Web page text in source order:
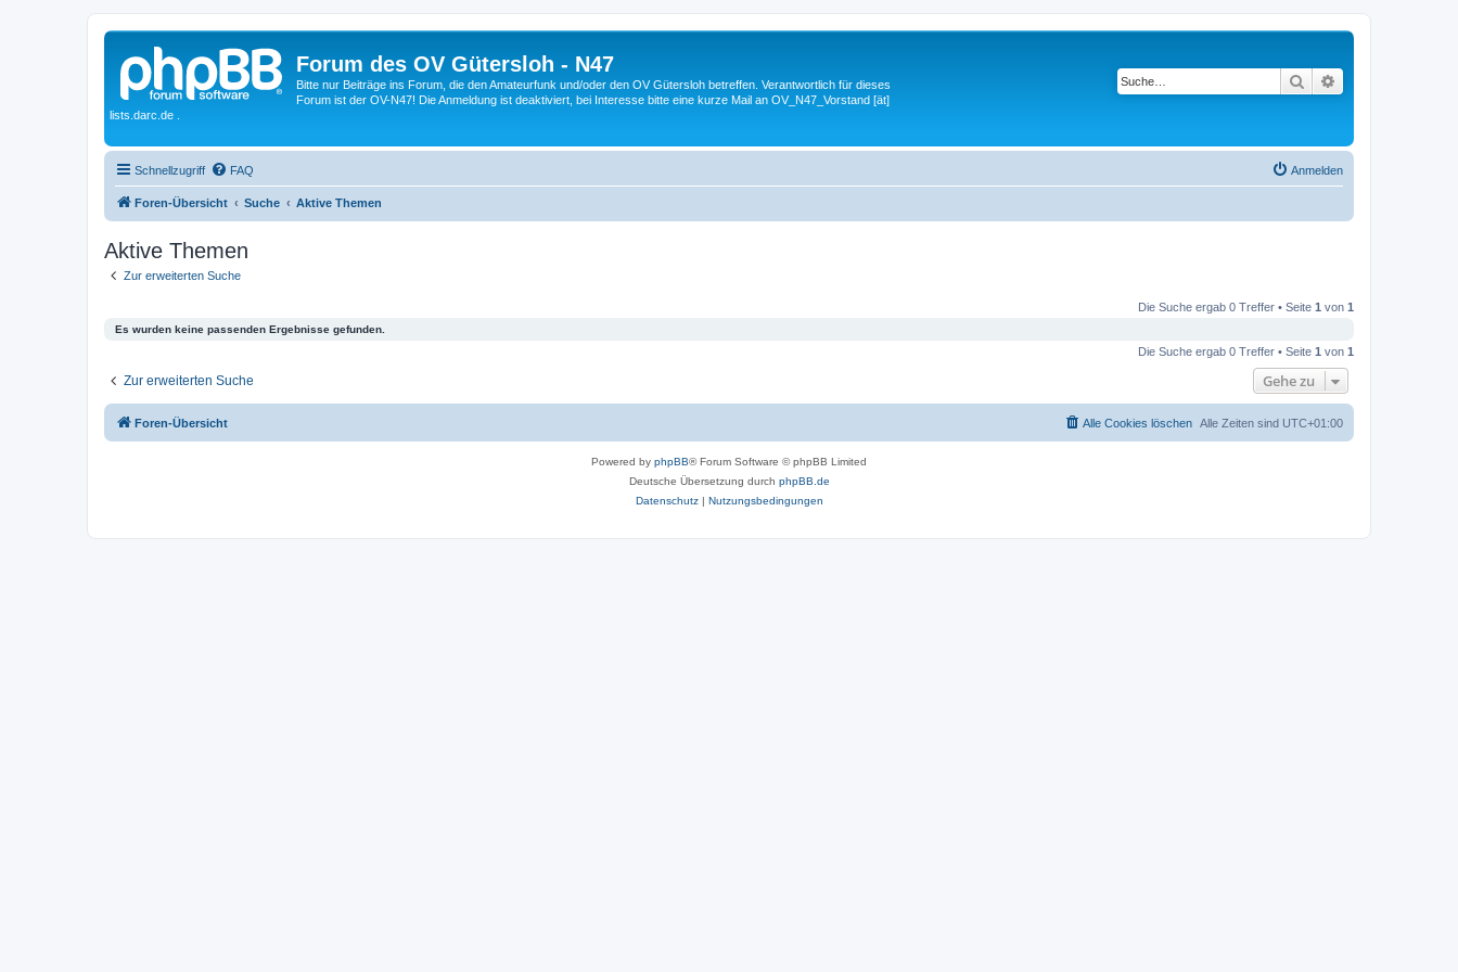
Forum des OV Gütersloh - N47
Bitte nur Beiträge ins Forum, die den Amateurfunk und/oder den OV Gütersloh betreffen. Verantwortlich für dieses
Forum ist der OV-N47! Die Anmeldung ist deaktiviert, bei Interesse bitte eine kurze Mail an OV_N47_Vorstand [ät]
lists.darc.de .
Suche
Schnellzugriff FAQ Anmelden
Foren-Übersicht Suche Aktive Themen
Aktive Themen
Zur erweiterten Suche
Die Suche ergab 0 Treffer • Seite 1 von 1
Es wurden keine passenden Ergebnisse gefunden.
Die Suche ergab 0 Treffer • Seite 1 von 1
Zur erweiterten Suche Gehe zu
Foren-Übersicht Alle Zeiten sind UTC+01:00
Alle Cookies löschen
Powered by phpBB® Forum Software © phpBB Limited
Deutsche Übersetzung durch phpBB.de
Datenschutz| Nutzungsbedingungen